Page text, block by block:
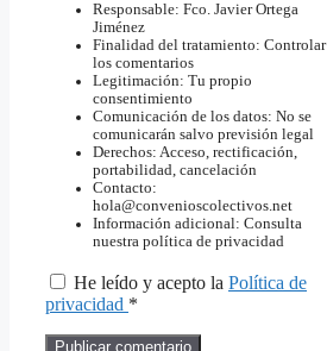
Responsable: Fco. Javier Ortega
Jiménez
Finalidad del tratamiento: Controlar
los comentarios
Legitimación: Tu propio
consentimiento
Comunicación de los datos: No se
comunicarán salvo previsión legal
Derechos: Acceso, rectificación,
portabilidad, cancelación
Contacto:
hola@convenioscolectivos.net
Información adicional: Consulta
nuestra política de privacidad
He leído y acepto la Política de
privacidad *